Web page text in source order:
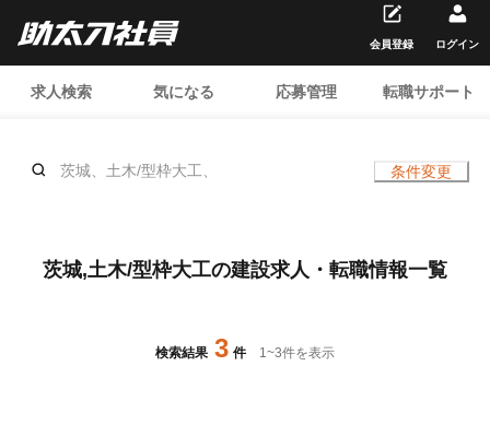
求人検索 気になる 応募管理 転職サポート
会員登録 ログイン
茨城、土木/型枠大工、 条件変更
茨城,土木/型枠大工の建設求人・転職情報一覧
検索結果 3 件 1~3件を表示